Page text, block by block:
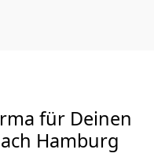
für Deinen
Hamburg